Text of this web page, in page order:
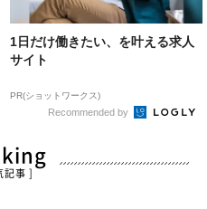
1日だけ働きたい、を叶える求人
サイト
PR(ショットワークス)
Recommended by
記事 ]